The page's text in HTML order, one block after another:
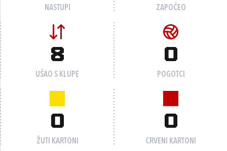
NASTUPI ZAPOČEO
8
UŠAO S KLUPE
0
POGOTCI
0
ŽUTI KARTONI
0
CRVENI KARTONI